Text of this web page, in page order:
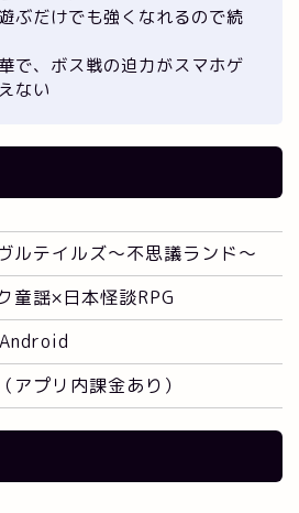
ぶだけでも強くなれるので続
で、ボス戦の迫力がスマホゲ
ない
ルテイルズ～不思議ランド～
童謡×日本怪談RPG
アプリ内課金あり）